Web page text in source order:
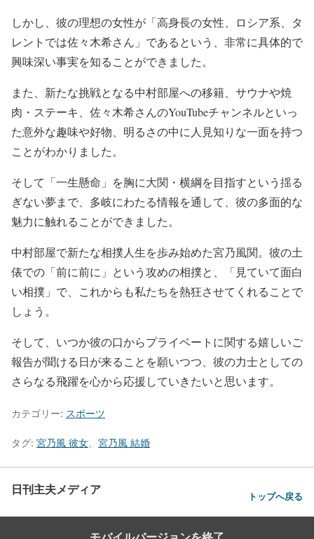
しかし、彼の理想の女性が「高身長の女性、ロシア系、タ
レントでは佐々木希さん」であるという、非常に具体的で
興味深い事実を知ることができました。
また、新たな挑戦となる中村部屋への移籍、サウナや焼
肉・ステーキ、佐々木希さんのYouTubeチャンネルといっ
た意外な趣味や好物、明るさの中に人見知りな一面を持つ
ことがわかりました。
そして「一生懸命」を胸に大関・横綱を目指すという揺る
ぎない夢まで、多岐にわたる情報を通して、彼の多面的な
魅力に触れることができました。
中村部屋で新たな相撲人生を歩み始めた宮乃風関。彼の土
俵での「前に前に」という攻めの相撲と、「見ていて面白
い相撲」で、これからも私たちを熱狂させてくれることで
しょう。
そして、いつか彼の口からプライベートに関する嬉しいご
報告が聞ける日が来ることを願いつつ、彼の力士としての
さらなる飛躍を心から応援していきたいと思います。
カテゴリー: スポーツ
タグ: 宮乃風 彼女 宮乃風 結婚
日刊主夫メディア トップへ戻る